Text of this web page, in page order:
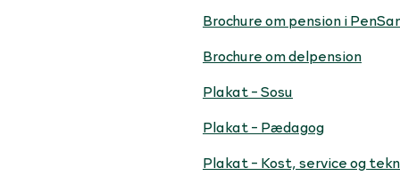
Brochure om pension i
Brochure om delpension
Plakat - Sosu
Plakat - Pædagog
Plakat - Kost, service og